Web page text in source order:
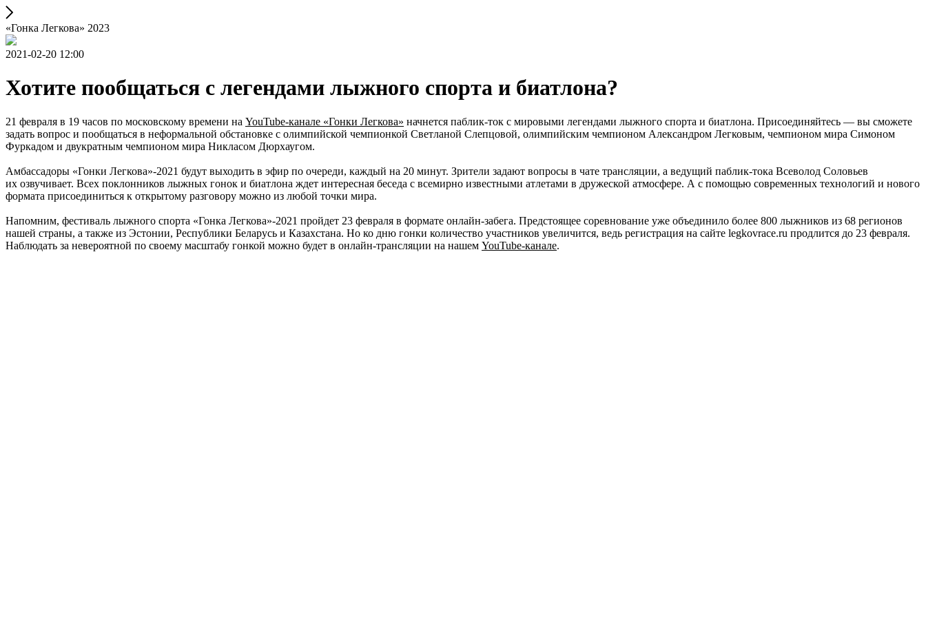
«Гонка Легкова» 2023
2021-02-20 12:00
Хотите пообщаться с легендами лыжного спорта и биатлона?
21 февраля в 19 часов по московскому времени на YouTube-канале «Гонки Легкова» начнется паблик-ток с мировыми легендами лыжного спорта и биатлона. Присоединяйтесь — вы сможете
задать вопрос и пообщаться в неформальной обстановке с олимпийской чемпионкой Светланой Слепцовой, олимпийским чемпионом Александром Легковым, чемпионом мира Симоном
Фуркадом и двукратным чемпионом мира Никласом Дюрхаугом.
Амбассадоры «Гонки Легкова»-2021 будут выходить в эфир по очереди, каждый на 20 минут. Зрители задают вопросы в чате трансляции, а ведущий паблик-тока Всеволод Соловьев
их озвучивает. Всех поклонников лыжных гонок и биатлона ждет интересная беседа с всемирно известными атлетами в дружеской атмосфере. А с помощью современных технологий и нового
формата присоединиться к открытому разговору можно из любой точки мира.
Напомним, фестиваль лыжного спорта «Гонка Легкова»-2021 пройдет 23 февраля в формате онлайн-забега. Предстоящее соревнование уже объединило более 800 лыжников из 68 регионов
нашей страны, а также из Эстонии, Республики Беларусь и Казахстана. Но ко дню гонки количество участников увеличится, ведь регистрация на сайте legkovrace.ru продлится до 23 февраля.
Наблюдать за невероятной по своему масштабу гонкой можно будет в онлайн-трансляции на нашем YouTube-канале.